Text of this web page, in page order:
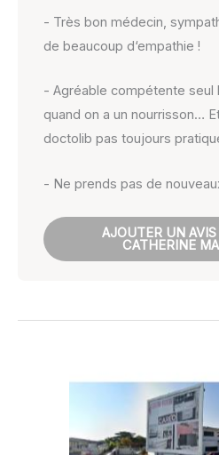
- Très bon médecin,
de beaucoup d‘empathie !
- Agréable compétente seul
quand on a un nourrisson…
doctolib pas toujours
- Ne prends pas de
AJOUTER UN
CATHERINE